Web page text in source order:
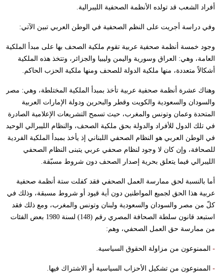
أفراد الشعب قد تولده الأنظمة الصحفية الليبرالية.
وفي دراسة أجريت على النظم الصحفية في الوطن العربي تبين الآتي:
وجود خمسة أنظمة صحفية عربية تقوم ملكية الصحف بها على مبدأ الملكية
العامة، وهي: العراق وسورية واليمن وليبيا والجزائر، وتتخذ هذه الملكية
أشكالاً متعددة، منها ملكية الدولة للصحف ومنها ملكية الحزب الحاكم.
وهناك عشرة أنظمة صحفية عربية تأخذ بمبدأ الملكية المختلطة، وهي: مصر
والسودان والسعودية والكويت وقطر والبحرين ودولة الإمارات العربية
المتحدة وعمان وتونس والمغرب، حيث تسمح التشريعات الإعلامية الصادرة
في تلك الدول للأفراد والدولة بحق ملكية الصحف، والنظام الليبرالي الوحيد
في الوطن العربي هو النظام الصحفي اللبناني إذ يأخذ بمبدأ الملكية الفردية
للصحافة، وإن كان لا وجود لنظام صحفي عربي يتبنى النظام الصحفي
الليبرالي فيما يتعلق بحرية إصدار الصحف دون شروط مسبّقة.
أما بالنسبة لحق ممارسة العمل الصحفي فقد كفلت ستة أنظمة صحفية
عربية هذا الحق لجميع المواطنين دون أية قيود أو شروط مسبقة، وذلك في
كلّ من مصر والسودان والسعودية ولبنان وتونس والمغرب، ومع ذلك فقد
استبعد قانون سلطة الصحافة المصري رقم (148) لسنة 1980 بعض الفئات
من ممارسة حق العمل الصحفي، وهم:
- الممنوعون من مزاولة الحقوق السياسية.
- الممنوعون من تشكيل الأحزاب السياسية أو الاشتراك فيها.